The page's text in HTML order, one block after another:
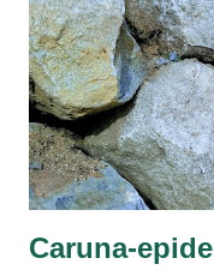
Caruna-